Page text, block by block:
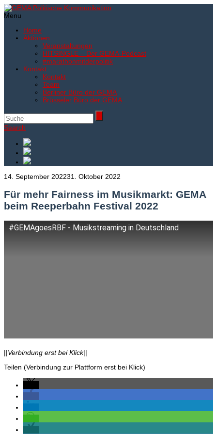
Menu
Home
Aktionen
Veranstaltungen
HITSINGLE – Der GEMA-Podcast
#marathonmitderpolitik
Kontakt
Kontakt
Team
Berliner Büro der GEMA
Brüsseler Büro der GEMA
Search
14. September 202231. Oktober 2022
Für mehr Fairness im Musikmarkt: GEMA
beim Reeperbahn Festival 2022
#GEMAgoesRBF - Musikstreaming in Deutschland
||Verbindung erst bei Klick||
Teilen (Verbindung zur Plattform erst bei Klick)